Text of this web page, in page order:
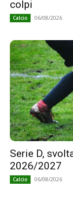
colpi
Calcio 06/08/2026
Serie D,
2026/2027
Calcio 06/08/2026